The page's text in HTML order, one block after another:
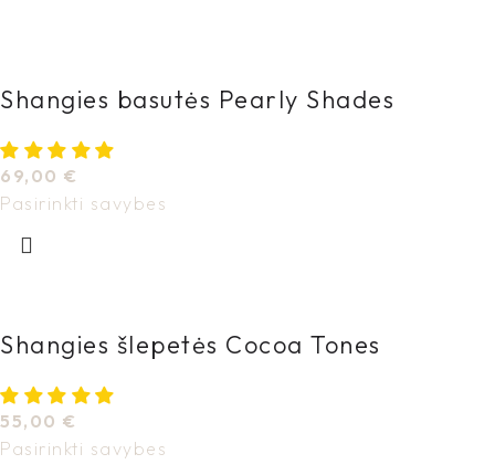
Shangies basutės Pearly Shades
69,00 €
Pasirinkti savybes
Shangies šlepetės Cocoa Tones
55,00 €
Pasirinkti savybes